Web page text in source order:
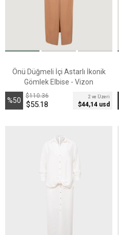
Önü Düğmeli İçi Astarlı İkonik
Gömlek Elbise - Vizon
%50 $55.18
$110.36 2 ve Üzeri
$44,14 usd